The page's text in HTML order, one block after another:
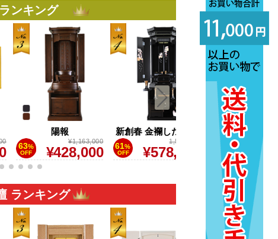
ンキング
陽報
63%
OFF
¥1,163,000
¥428,000
新創春 金襴しだれ桜
61%
OFF
1,520,000
¥578,000
大楠公
53
OFF
ランキング